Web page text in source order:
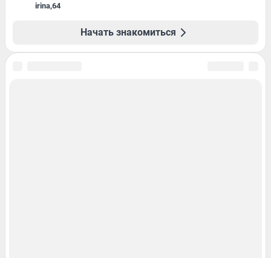
irina,64
Начать знакомиться